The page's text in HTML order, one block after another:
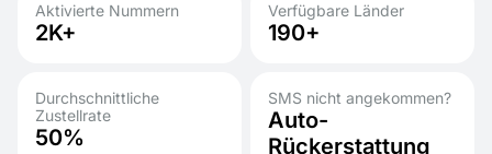
Aktivierte Nummern
2K+
Verfügbare Länder
190+
Durchschnittliche
Zustellrate
50%
SMS nicht angekommen?
Auto-
Rückerstattung